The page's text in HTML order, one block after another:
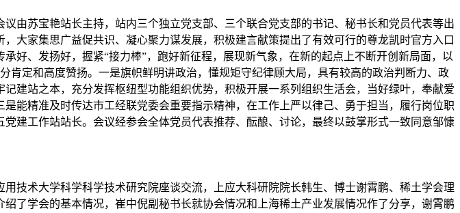
由苏宝艳站长主持，站内三个独立党支部、三个联合党支部的书记、秘书长和党员代表等出
大家集思广益促共识、凝心聚力谋发展，积极建言献策提出了有效可行的尊龙凯时官方入口
好、发扬好，握紧“接力棒”，跑好新征程，展现新气象，在新的起点上不断开创新局面，以
定和高度赞扬。一是旗帜鲜明讲政治，懂规矩守纪律顾大局，具有较高的政治判断力、政
建站之本，充分发挥枢纽型功能组织优势，积极开展一系列组织生活会，当好绿叶，奉献爱
能精准及时传达市工经联党委会重要指示精神，在工作上严以律己、勇于担当，履行岗位职
建工作站站长。会议经参会全体党员代表推荐、酝酿、讨论，最终以鼓掌形式一致同意邹慷
技术大学科学科学技术研究院座谈交流，上应大科研院院长韩生、博士谢霄鹏、稀土学会理
了学会的基本情况，崔中倪副秘书长就协会情况和上海稀土产业发展情况作了分享，谢霄鹏